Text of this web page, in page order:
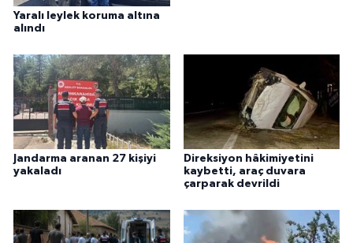
Yaralı leylek koruma altına
alındı
Jandarma aranan 27 kişiyi
yakaladı
Direksiyon hâkimiyetini
kaybetti, araç duvara
çarparak devrildi